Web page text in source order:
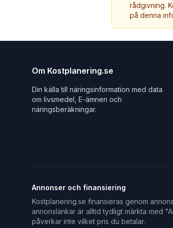
rådgivning.
på denna
Om Kostplanering.se
Din källa till näringsinformation med data
om livsmedel, E-ämnen och
näringsberäkningar.
Annonser och finansiering
Kostplanering.se finansieras genom
annonslänkar är alltid tydligt märkta med
påverkar inte vilket pris du betalar.